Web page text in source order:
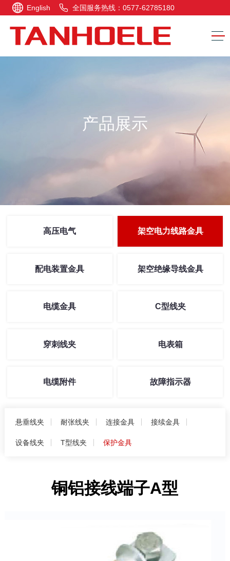
English 全国服务热线：0577-62785180
产品展示
高压电气 架空电力线路金具
配电装置金具 架空绝缘导线金具
电缆金具 C型线夹
穿刺线夹 电表箱
电缆附件 故障指示器
悬垂线夹 耐张线夹 连接金具 接续金具
设备线夹 T型线夹 保护金具
铜铝接线端子A型